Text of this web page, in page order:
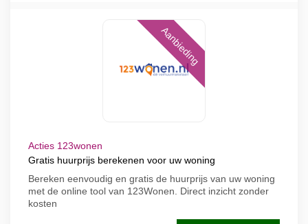
Aanbieding
Acties 123wonen
Gratis huurprijs berekenen voor uw woning
Bereken eenvoudig en gratis de huurprijs van uw woning
met de online tool van 123Wonen. Direct inzicht zonder
kosten